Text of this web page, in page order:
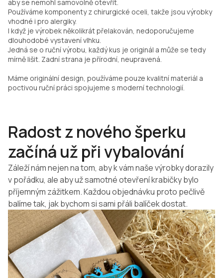
aby se nemohl samovolně otevřít.
Používáme komponenty z chirurgické oceli, takže jsou výrobky
vhodné i pro alergiky.
I když je výrobek několikrát přelakován, nedoporučujeme
dlouhodobé vystavení vlhku.
Jedná se o ruční výrobu, každý kus je originál a může se tedy
mírně lišit. Zadní strana je přírodní, neupravená.
Máme originální design, používáme pouze kvalitní materiál a
poctivou ruční práci spojujeme s moderní technologií.
Radost z nového šperku
začíná už při vybalování
Záleží nám nejen na tom, aby k vám naše výrobky dorazily
v pořádku, ale aby už samotné otevření krabičky bylo
příjemným zážitkem. Každou objednávku proto pečlivě
balíme tak, jak bychom si sami přáli balíček dostat.